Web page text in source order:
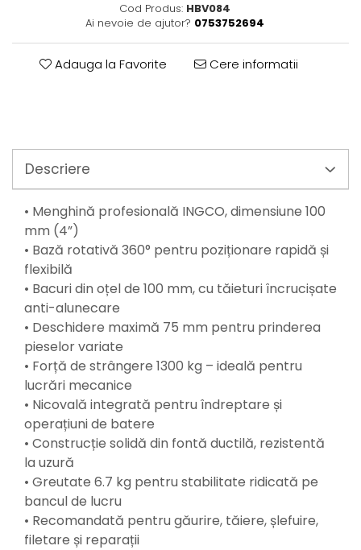
Prelate și Folii de Protecție
Accesorii pentru polizor
Accesorii scule electrice
Compresoare aer
Fierastrau sabie
Fierăstrău circular
Flexuri
Mixere mortar
Motoare electrice
Pistoale de bătut cuie
Polizoare
Seturi aparate electrice
Testere electrice
Unelte multifuncționale
Vibratoare pentru beton
Scule manuale
Aparate de Tăiat Gresie
Briceag multifuncțional
Ciocan
Clești
Dălți pentru Lemn
Menghine
Cod Produs: HBV084
Ai nevoie de ajutor? 0753752694
Adauga la Favorite Cere informatii
Descriere
• Menghină profesională INGCO, dimensiune 100
mm (4”)
• Bază rotativă 360° pentru poziționare rapidă și
flexibilă
• Bacuri din oțel de 100 mm, cu tăieturi încrucișate
anti-alunecare
• Deschidere maximă 75 mm pentru prinderea
pieselor variate
• Forță de strângere 1300 kg – ideală pentru
lucrări mecanice
• Nicovală integrată pentru îndreptare și
operațiuni de batere
• Construcție solidă din fontă ductilă, rezistentă
la uzură
• Greutate 6.7 kg pentru stabilitate ridicată pe
bancul de lucru
• Recomandată pentru găurire, tăiere, șlefuire,
filetare și reparații